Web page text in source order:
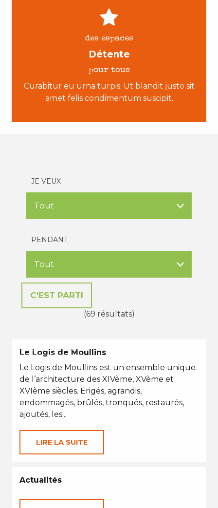
des espaces
Détente
pour tous
Curabitur eu urna turpis. Ut blandit justo sit
amet felis condimentum suscipit.
JE VEUX
PENDANT
(69 résultats)
EN TOUTES SAISONS
Le Logis de Moullins
Le Logis de Moullins est un ensemble unique
de l’architecture des XIVème, XVème et
XVIème siècles. Erigés, agrandis,
endommagés, brûlés, tronqués, restaurés,
ajoutés, les...
LIRE LA SUITE
Actualités